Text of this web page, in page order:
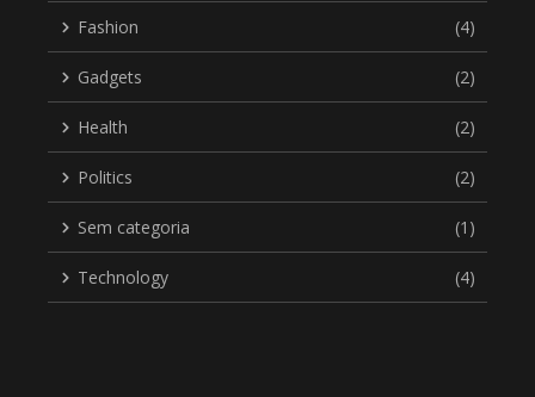
Fashion (4)
Gadgets (2)
Health (2)
Politics (2)
Sem categoria (1)
Technology (4)